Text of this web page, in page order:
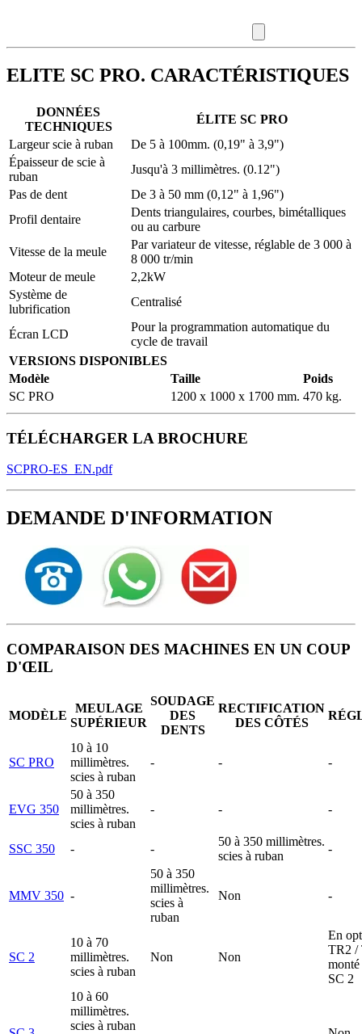
ELITE SC PRO. CARACTÉRISTIQUES
DONNÉES
TECHNIQUES
ÉLITE SC PRO
Largeur scie à ruban
De 5 à 100mm. (0,19" à 3,9")
Épaisseur de scie à
ruban
Jusqu'à 3 millimètres. (0.12")
Pas de dent
De 3 à 50 mm (0,12" à 1,96")
Profil dentaire
Dents triangulaires, courbes, bimétalliques
ou au carbure
Vitesse de la meule
Par variateur de vitesse, réglable de 3 000 à
8 000 tr/min
Moteur de meule
2,2kW
Système de
lubrification
Centralisé
Écran LCD
Pour la programmation automatique du
cycle de travail
VERSIONS DISPONIBLES
Modèle
Taille
Poids
SC PRO
1200 x 1000 x 1700 mm. 470 kg.
TÉLÉCHARGER LA BROCHURE
SCPRO-ES_EN.pdf
DEMANDE D'INFORMATION
COMPARAISON DES MACHINES EN UN COUP
D'ŒIL
MODÈLE
MEULAGE
SUPÉRIEUR
SOUDAGE
DES
DENTS
RECTIFICATION
DES CÔTÉS
SC PRO
10 à 10
millimètres.
scies à ruban
- - -
EVG 350
50 à 350
millimètres.
scies à ruban
- - -
SSC 350 - -
50 à 350 millimètres.
scies à ruban
-
MMV 350 -
50 à 350
millimètres.
scies à
ruban
Non -
SC 2
10 à 70
millimètres.
scies à ruban
Non Non
En
TR2 /
monté
SC 2
10 à 60
millimètres.
scies à ruban